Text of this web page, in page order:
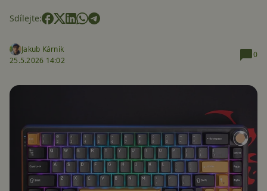
Sdílejte:
Jakub Kárník
25.5.2026 14:02
0